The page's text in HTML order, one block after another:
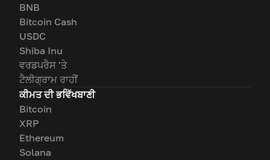
BNB
Bitcoin Cash
USDC
Shiba Inu
ਵਰਡਪਰੈਸ 'ਤੇ
ਟੈਲੀਗ੍ਰਾਮ ਰਾਹੀਂ
ਕੀਮਤ ਦੀ ਭਵਿੱਖਬਾਣੀ
Bitcoin
XRP
Ethereum
Solana